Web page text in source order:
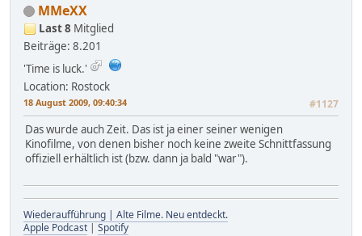
MMeXX
Last 8 Mitglied
Beiträge: 8.201
'Time is luck.'
Location: Rostock
18 August 2009, 09:40:34 #1127
Das wurde auch Zeit. Das ist ja einer seiner wenigen
Kinofilme, von denen bisher noch keine zweite Schnittfassung
offiziell erhältlich ist (bzw. dann ja bald "war").
Wiederaufführung | Alte Filme. Neu entdeckt.
Apple Podcast | Spotify